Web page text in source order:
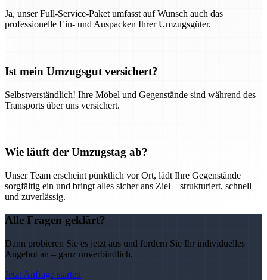
Ja, unser Full-Service-Paket umfasst auf Wunsch auch das
professionelle Ein- und Auspacken Ihrer Umzugsgüter.
Ist mein Umzugsgut versichert?
Selbstverständlich! Ihre Möbel und Gegenstände sind während des
Transports über uns versichert.
Wie läuft der Umzugstag ab?
Unser Team erscheint pünktlich vor Ort, lädt Ihre Gegenstände
sorgfältig ein und bringt alles sicher ans Ziel – strukturiert, schnell
und zuverlässig.
Alle Fragen geklärt?
Dann probieren Sie es jetzt aus und fordern Sie Ihr individuelles
Angebot an – ganz unverbindlich.
Jetzt Anfrage starten